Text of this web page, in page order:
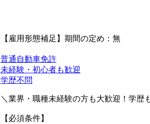
【雇用形態補足】期間の定め：無
普通自動車免許
未経験・初心者も歓迎
学歴不問
＼業界・職種未経験の方も大歓迎！学歴
【必須条件】